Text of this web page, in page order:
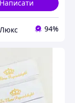
Написати
94%